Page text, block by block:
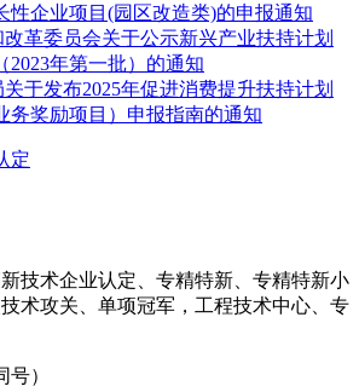
性企业项目(园区改造类)的申报通知
革委员会关于公示新兴产业扶持计划
2023年第一批）的通知
于发布2025年促进消费提升扶持计划
务奖励项目）申报指南的通知
定
号）